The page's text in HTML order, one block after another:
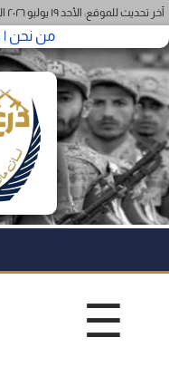
آخر تحديث للموقع: الأحد ١٩ يوليو ٢٠٢٦ الساعة ٠٧:٢٣ مساءً
من نحن |
☰